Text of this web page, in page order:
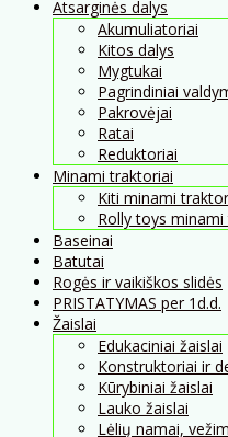
Atsarginės dalys
Akumuliatoriai
Kitos dalys
Mygtukai
Pagrindiniai
Pakrovėjai
Ratai
Reduktoriai
Minami traktoriai
Kiti minami
Rolly toys
Baseinai
Batutai
Rogės ir vaikiškos slidės
PRISTATYMAS per 1d.d.
Žaislai
Edukaciniai žaislai
Konstruktoriai ir
Kūrybiniai žaislai
Lauko žaislai
Lėlių namai,